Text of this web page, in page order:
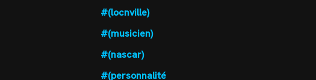
#(locnville)
#(musicien)
#(nascar)
#(personnalité